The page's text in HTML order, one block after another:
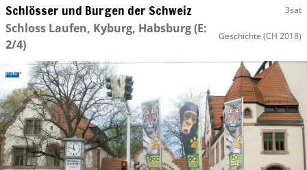
Schlösser und Burgen der Schweiz 3sat
Schloss Laufen, Kyburg, Habsburg(E:
2/4)
Geschichte (CH 2018)